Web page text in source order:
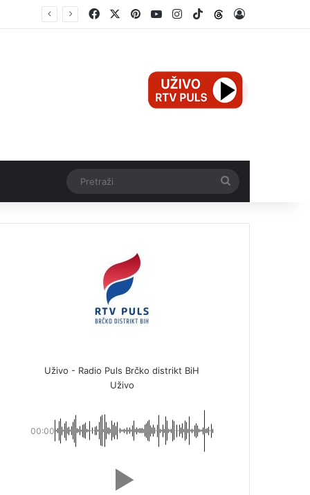
FacebookPinterestYouTubeInstagram
TikTokThreads
Uživo - Radio Puls Brčko distrikt BiH
Uživo
00:00